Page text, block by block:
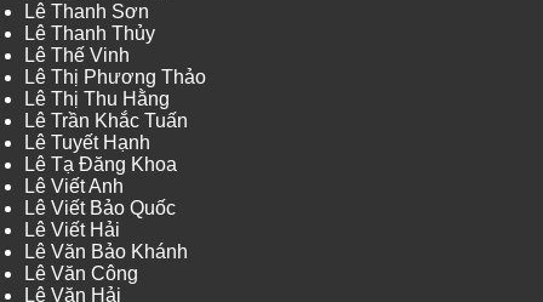
Lê Thanh Sơn
Lê Thanh Thủy
Lê Thế Vinh
Lê Thị Phương Thảo
Lê Thị Thu Hằng
Lê Trần Khắc Tuấn
Lê Tuyết Hạnh
Lê Tạ Đăng Khoa
Lê Viết Anh
Lê Viết Bảo Quốc
Lê Viết Hải
Lê Văn Bảo Khánh
Lê Văn Công
Lê Văn Hải